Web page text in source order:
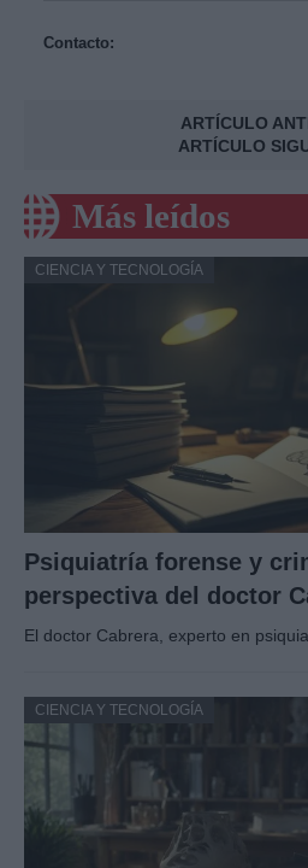
Contacto:
ARTÍCULO
ARTÍCULO
Más leídos
CIENCIA Y TECNOLOGÍA
Psiquiatría forense y
perspectiva del doctor
El doctor Cabrera, experto en
CIENCIA Y TECNOLOGÍA